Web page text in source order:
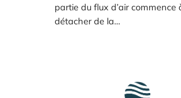
partie du flux d’air commence
détacher de la…